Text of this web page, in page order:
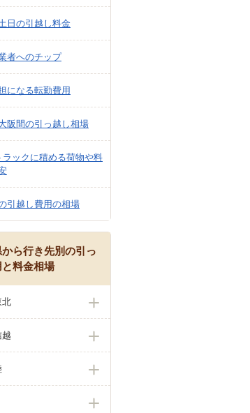
日の引越し料金
者へのチップ
になる転勤費用
阪間の引っ越し相場
ラックに積める荷物や料
引越し費用の相場
ら行き先別の引っ
料金相場
北
越